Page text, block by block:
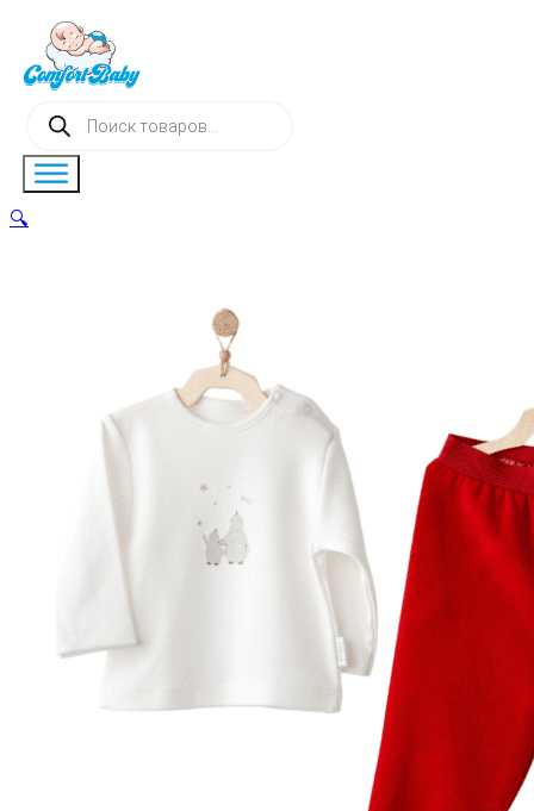
Поиск
товаров
🔍